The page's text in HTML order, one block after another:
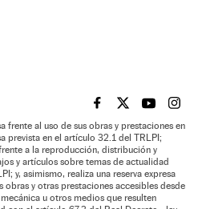
EL PAÍS BRASIL EN
EL PAÍSEL PAÍS
EL
frente al uso de sus obras y prestaciones en
prevista en el artículo 32.1 del TRLPI;
a la reproducción, distribución y
y artículos sobre temas de actualidad
y, asimismo, realiza una reserva expresa
obras y otras prestaciones accesibles desde
u otros medios que resulten